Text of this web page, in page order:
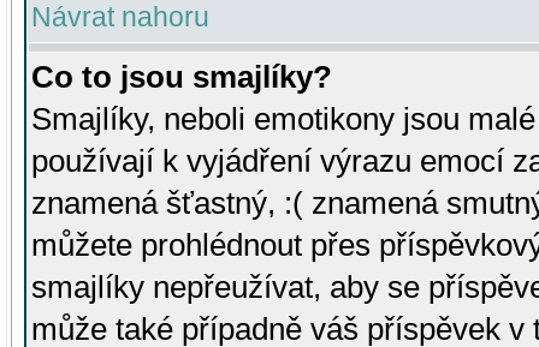
Návrat nahoru
Co to jsou smajlíky?
Smajlíky, neboli emotikony jsou
používají k vyjádření výrazu emocí
znamená šťastný, :( znamená
můžete prohlédnout přes
smajlíky nepřeužívat, aby se
může také případně váš příspěvek v